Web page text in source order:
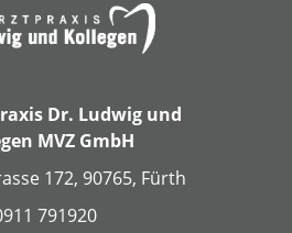
Dr. Ludwig und
MVZ GmbH
172, 90765, Fürth
791920